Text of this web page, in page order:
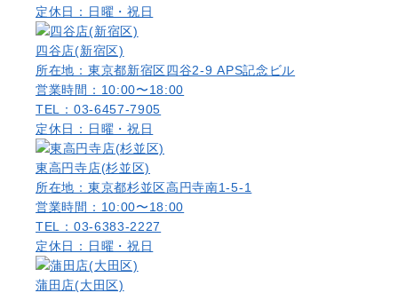
定休日：日曜・祝日
四谷店(新宿区)
所在地：東京都新宿区四谷2-9 APS記念ビル
営業時間：10:00〜18:00
TEL：03-6457-7905
定休日：日曜・祝日
東高円寺店(杉並区)
所在地：東京都杉並区高円寺南1-5-1
営業時間：10:00〜18:00
TEL：03-6383-2227
定休日：日曜・祝日
蒲田店(大田区)